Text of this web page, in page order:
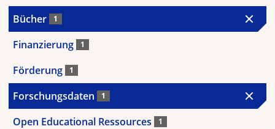
Bücher 1
Finanzierung 1
Förderung 1
Forschungsdaten 1
Open Educational Ressources 1